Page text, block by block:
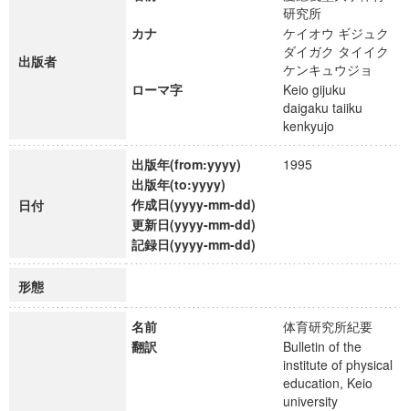
出版者
研究所
カナ
ケイオウ ギジュク
ダイガク タイイク
ケンキュウジョ
ローマ字
Keio gijuku
daigaku taiiku
kenkyujo
日付
出版年(from:yyyy)
1995
出版年(to:yyyy)
作成日(yyyy-mm-dd)
更新日(yyyy-mm-dd)
記録日(yyyy-mm-dd)
形態
名前
体育研究所紀要
翻訳
Bulletin of the
institute of physical
education, Keio
university